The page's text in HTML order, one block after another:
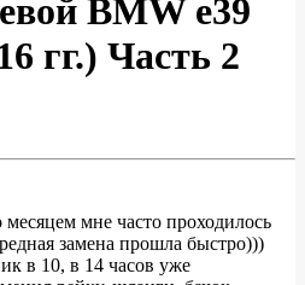
BMW e39
гг.) Часть 2
месяцем мне часто проходилось
замена прошла быстро)))
в 10, в 14 часов уже